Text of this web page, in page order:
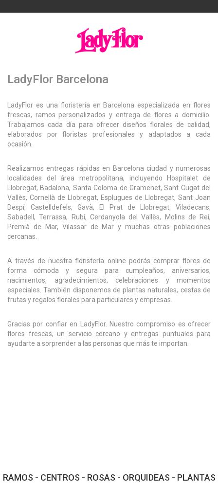
LadyFlor Barcelona
LadyFlor es una floristería en Barcelona especializada en flores
frescas, ramos personalizados y entrega de flores a domicilio.
Trabajamos cada día para ofrecer diseños florales de calidad,
elaborados por floristas profesionales y adaptados a cada
ocasión.
Realizamos entregas rápidas en Barcelona ciudad y numerosas
localidades del área metropolitana, incluyendo Hospitalet de
Llobregat, Badalona, Santa Coloma de Gramenet, Sant Cugat del
Vallès, Cornellà de Llobregat, Esplugues de Llobregat, Sant Joan
Despí, Castelldefels, Gavà, El Prat de Llobregat, Viladecans,
Sabadell, Terrassa, Rubí, Cerdanyola del Vallès, Molins de Rei,
Premià de Mar, Vilassar de Mar y muchas otras poblaciones
cercanas.
A través de nuestra floristería online podrás comprar flores de
forma cómoda y segura para cumpleaños, aniversarios,
nacimientos, agradecimientos, celebraciones y momentos
especiales. También disponemos de plantas naturales, cestas de
frutas y regalos florales para particulares y empresas.
Gracias por confiar en LadyFlor. Nuestro compromiso es ofrecer
flores frescas, un servicio cercano y entregas puntuales para
ayudarte a sorprender a las personas que más te importan.
RAMOS - CENTROS - ROSAS - ORQUIDEAS - PLANTAS